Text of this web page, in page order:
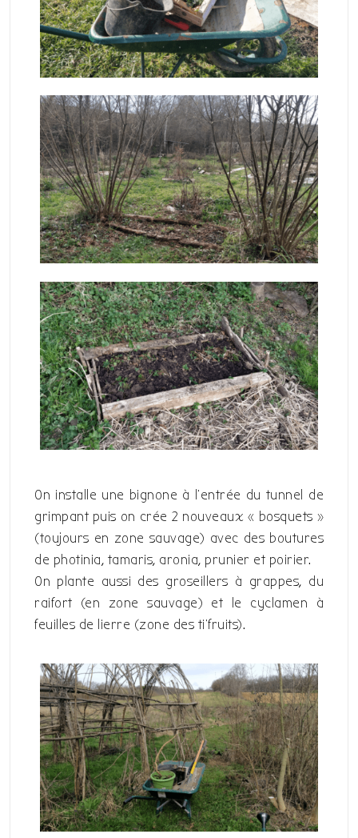
On installe une bignone à l’entrée du tunnel de
grimpant puis on crée 2 nouveaux « bosquets »
(toujours en zone sauvage) avec des boutures
de photinia, tamaris, aronia, prunier et poirier.
On plante aussi des groseillers à grappes, du
raifort (en zone sauvage) et le cyclamen à
feuilles de lierre (zone des ti’fruits).